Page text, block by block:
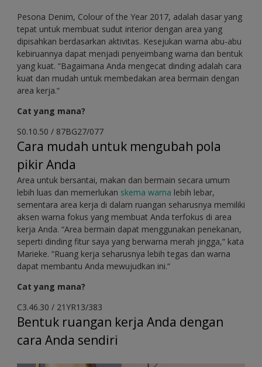
Pesona Denim, Colour of the Year 2017, adalah dasar yang
tepat untuk membuat sudut interior dengan area yang
dipisahkan berdasarkan aktivitas. Kesejukan warna abu-abu
kebiruannya dapat menjadi penyeimbang warna dan bentuk
yang kuat. “Bagaimana Anda mengecat dinding adalah cara
kuat dan mudah untuk membedakan area bermain dengan
area kerja.“
Cat yang mana?
S0.10.50 / 87BG27/077
Cara mudah untuk mengubah pola
pikir Anda
Area untuk bersantai, makan dan bermain secara umum
lebih luas dan memerlukan skema warna lebih lebar,
sementara area kerja di dalam ruangan seharusnya memiliki
aksen warna fokus yang membuat Anda terfokus di area
kerja Anda. “Area bermain dapat menggunakan penekanan,
seperti dinding fitur saya yang berwarna merah jingga,“ kata
Marieke. “Ruang kerja seharusnya lebih tegas dan warna
dapat membantu Anda mewujudkan ini.“
Cat yang mana?
C3.46.30 / 21YR13/383
Bentuk ruangan kerja Anda dengan
cara Anda sendiri